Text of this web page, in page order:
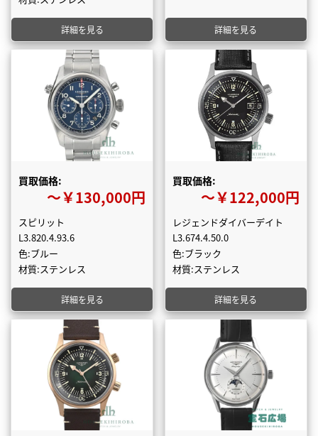
詳細を見る 詳細を見る
買取価格:
〜￥130,000円
スピリット
L3.820.4.93.6
色:ブルー
材質:ステンレス
詳細を見る
買取価格:
〜￥122,000円
レジェンドダイバーデイト
L3.674.4.50.0
色:ブラック
材質:ステンレス
詳細を見る